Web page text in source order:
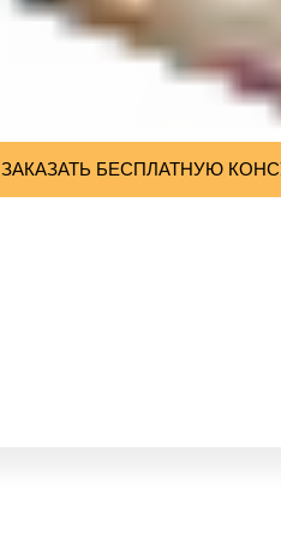
ЗАКАЗАТЬ БЕСПЛАТНУЮ